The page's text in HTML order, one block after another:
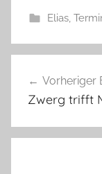
Elias,
Vorheriger
Zwerg trifft